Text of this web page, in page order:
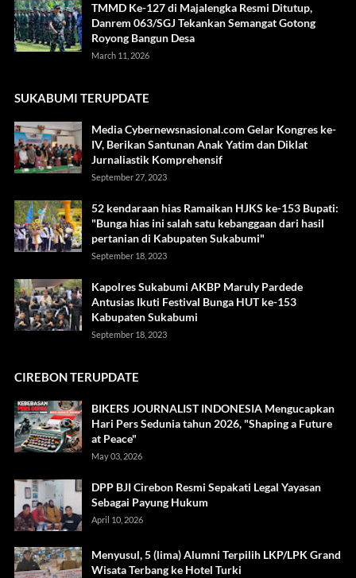
TMMD Ke-127 di Majalengka Resmi Ditutup,
Danrem 063/SGJ Tekankan Semangat Gotong
Royong Bangun Desa
March 11, 2026
SUKABUMI TERUPDATE
Media Cybernewsnasional.com Gelar Kongres ke-
IV, Berikan Santunan Anak Yatim dan Diklat
Jurnaliastik Komprehensif
September 27, 2023
52 kendaraan hias Ramaikan HJKS ke-153 Bupati:
"Bunga hias ini salah satu kebanggaan dari hasil
pertanian di Kabupaten Sukabumi"
September 18, 2023
Kapolres Sukabumi AKBP Maruly Pardede
Antusias Ikuti Festival Bunga HUT ke-153
Kabupaten Sukabumi
September 18, 2023
CIREBON TERUPDATE
BIKERS JOURNALIST INDONESIA Mengucapkan
Hari Pers Sedunia tahun 2026, "Shaping a Future
at Peace"
May 03, 2026
DPP BJI Cirebon Resmi Sepakati Legal Yayasan
Sebagai Payung Hukum
April 10, 2026
Menyusul, 5 (lima) Alumni Terpilih LKP/LPK Grand
Wisata Terbang ke Hotel Turki